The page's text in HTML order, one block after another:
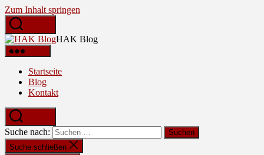
Zum Inhalt springen
HAK Blog
Startseite
Blog
Kontakt
Suche nach:
Suche schließen